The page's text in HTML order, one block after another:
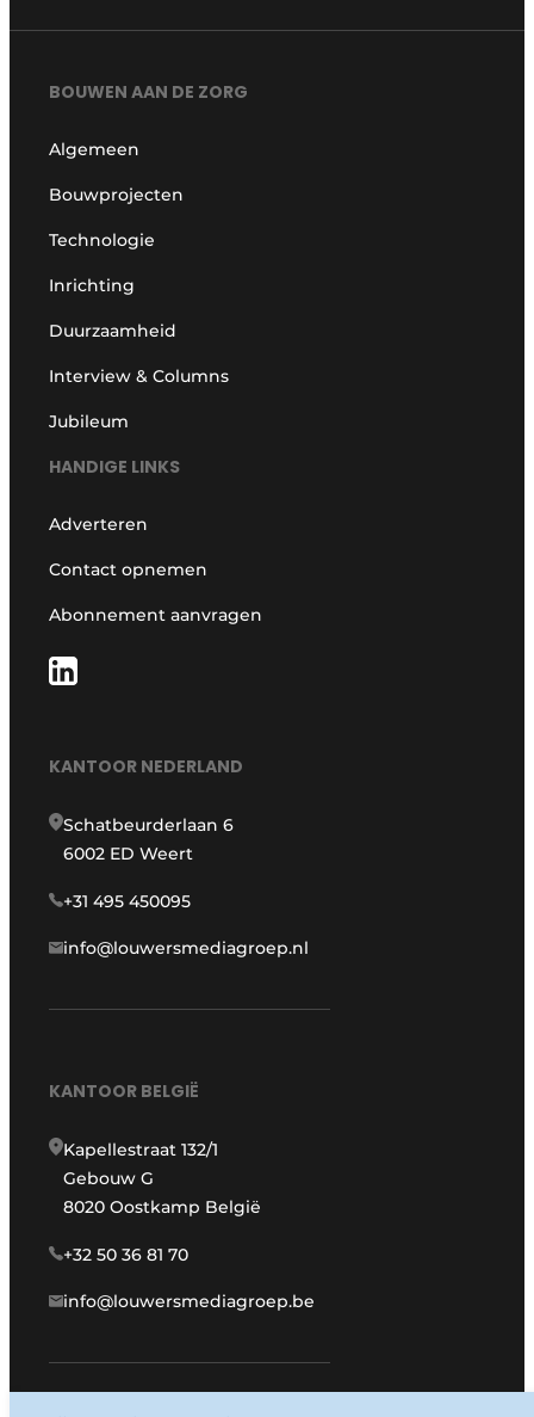
BOUWEN AAN DE ZORG
Algemeen
Bouwprojecten
Technologie
Inrichting
Duurzaamheid
Interview & Columns
Jubileum
HANDIGE LINKS
Adverteren
Contact opnemen
Abonnement aanvragen
KANTOOR NEDERLAND
Schatbeurderlaan 6
6002 ED Weert
+31 495 450095
info@louwersmediagroep.nl
KANTOOR BELGIË
Kapellestraat 132/1
Gebouw G
8020 Oostkamp België
+32 50 36 81 70
info@louwersmediagroep.be